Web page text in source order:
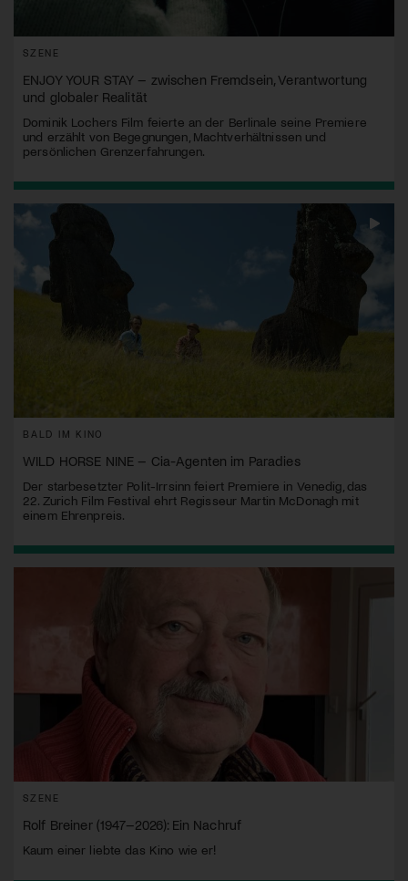
SZENE
ENJOY YOUR STAY – zwischen Fremdsein, Verantwortung
und globaler Realität
Dominik Lochers Film feierte an der Berlinale seine Premiere
und erzählt von Begegnungen, Machtverhältnissen und
persönlichen Grenzerfahrungen.
BALD IM KINO
WILD HORSE NINE – Cia-Agenten im Paradies
Der starbesetzter Polit-Irrsinn feiert Premiere in Venedig, das
22. Zurich Film Festival ehrt Regisseur Martin McDonagh mit
einem Ehrenpreis.
SZENE
Rolf Breiner (1947–2026): Ein Nachruf
Kaum einer liebte das Kino wie er!